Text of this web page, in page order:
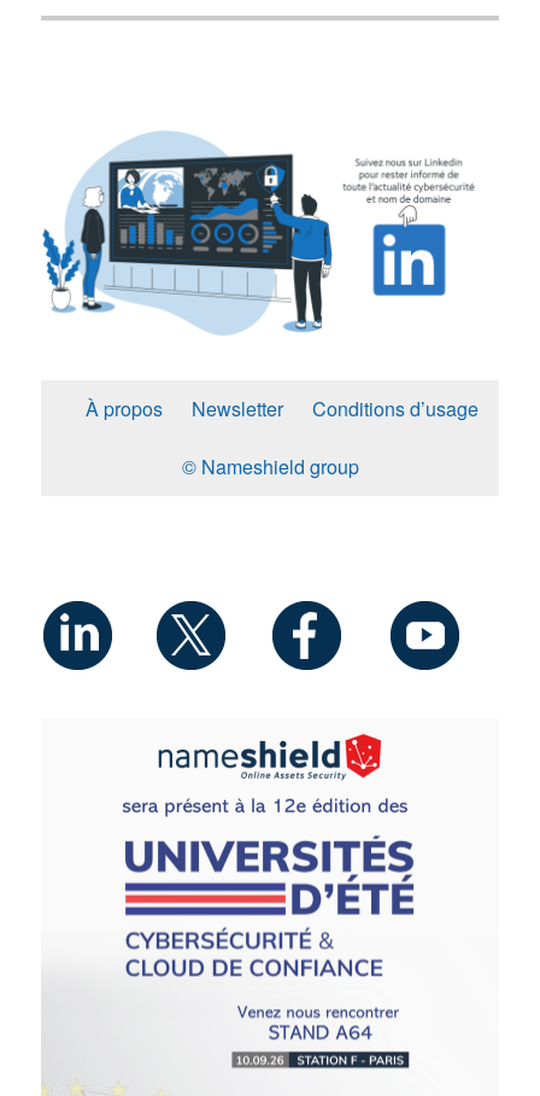
À propos Newsletter Conditions d’usage
© Nameshield group